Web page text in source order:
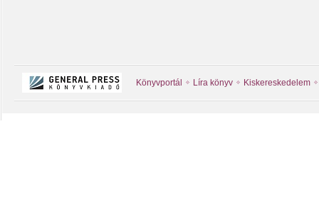
Könyvportál Líra könyv Kiskereskedelem